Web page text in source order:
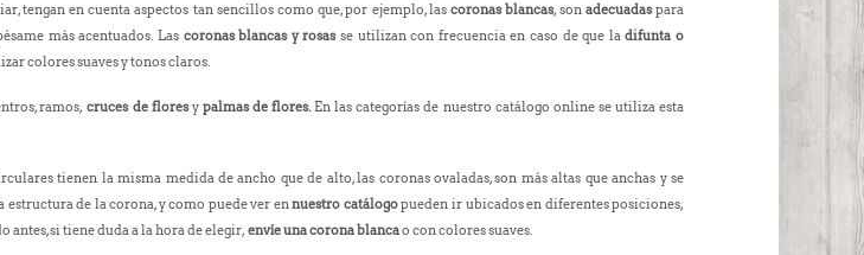
tengan en cuenta aspectos tan sencillos como que, por ejemplo, lascoronas blancas, son adecuadaspara
más acentuados. Lascoronas blancas y rosasse utilizan con frecuencia en caso de que ladifunta o
colores suaves y tonos claros.
ramos, cruces de floresypalmas de flores.En las categorías de nuestro catálogo online se utiliza esta
tienen la misma medida de ancho que de alto, las coronas ovaladas, son más altas que anchas y se
estructura de la corona, y como puede ver ennuestro catálogopueden ir ubicados en diferentes posiciones,
antes, si tiene duda a la hora de elegir, envíe una corona blancao con colores suaves.